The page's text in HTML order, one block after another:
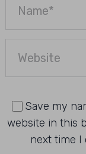
Save my
website in this
next time I